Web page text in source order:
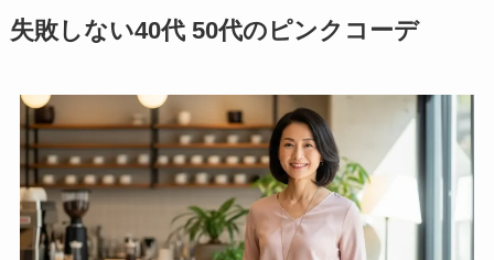
失敗しない40代 50代のピンクコーデ